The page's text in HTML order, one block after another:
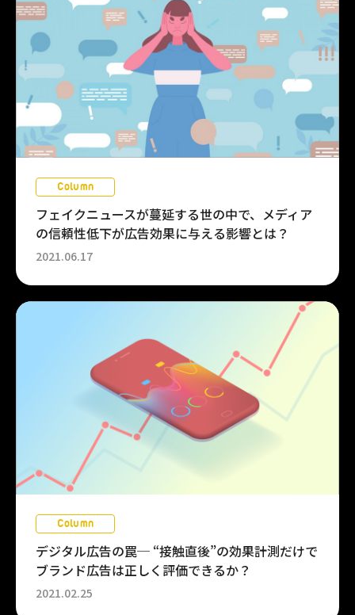
Column
フェイクニュースが蔓延する世の中で、メディア
の信頼性低下が広告効果に与える影響とは？
2021.06.17
Column
デジタル広告の罠─ “接触直後”の効果計測だけで
ブランド広告は正しく評価できるか？
2021.02.25